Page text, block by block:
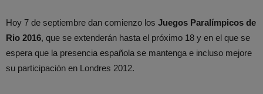
Hoy 7 de septiembre dan comienzo los Juegos Paralímpicos de
Rio 2016, que se extenderán hasta el próximo 18 y en el que se
espera que la presencia española se mantenga e incluso mejore
su participación en Londres 2012.